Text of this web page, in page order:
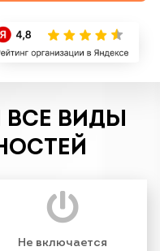
ВСЕ ВИДЫ
Не включается